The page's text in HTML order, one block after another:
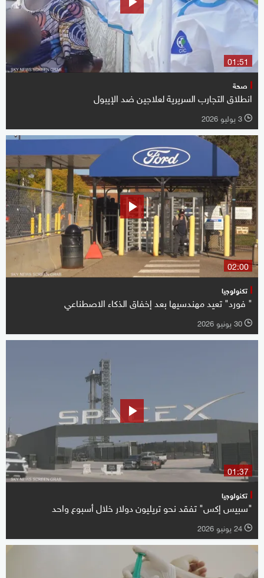
01:51
صحة
انطلاق التجارب السريرية لعلاجين ضد الإيبول
l 3 يوليو 2026
02:00
تكنولوجيا
" فورد" تعيد مهندسيها بعد إخفاق الذكاء الاصطناعي
l 30 يونيو 2026
01:37
تكنولوجيا
"سبيس إكس" تفقد نحو تريليون دولار خلال أسبوع واحد
l 24 يونيو 2026